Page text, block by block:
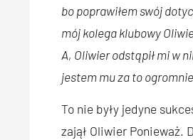
bo poprawiłem swój
mój kolega klubowy
A, Oliwier odstąpił mi w
jestem mu za to
To nie były jedyne
zajął Oliwier Ponieważ.